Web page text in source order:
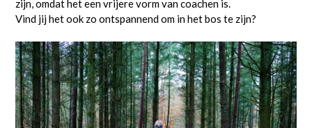
zijn, omdat het een vrijere vorm van coachen is.
Vind jij het ook zo ontspannend om in het bos te zijn?